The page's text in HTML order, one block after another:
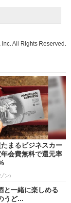
All Rights Reserved.
まるビジネスカー
年会費無料で還元率
ン)
と一緒に楽しめる
うど...